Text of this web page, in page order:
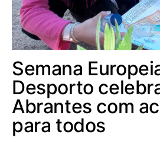
Semana
Desporto
Abrantes com
para todos